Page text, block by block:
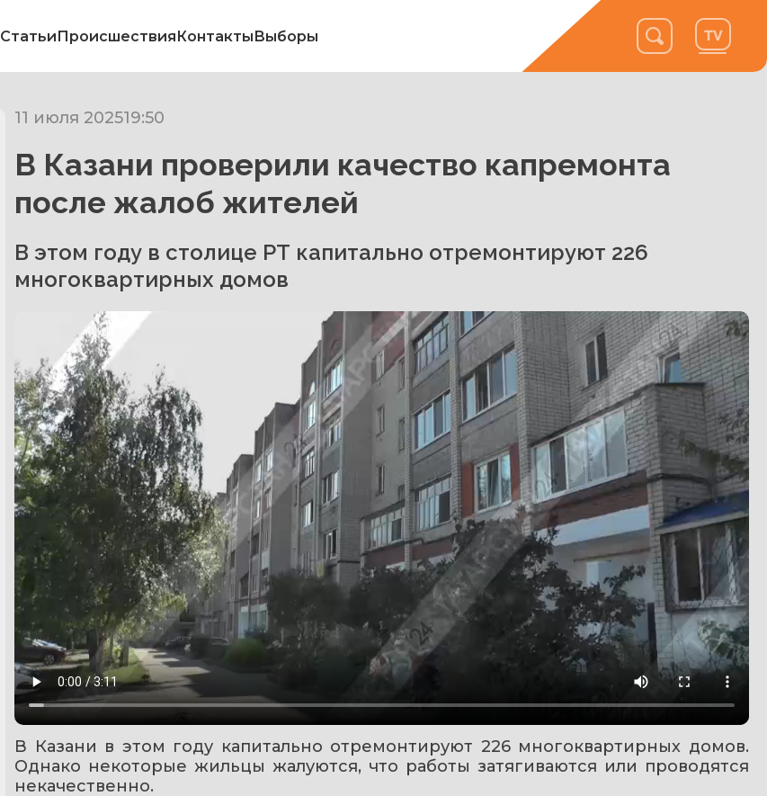
СтатьиПроисшествияКонтактыВыборы
11 июля 202519:50
В Казани проверили качество капремонта
после жалоб жителей
В этом году в столице РТ капитально отремонтируют 226
многоквартирных домов
В Казани в этом году капитально отремонтируют 226 многоквартирных домов.
Однако некоторые жильцы жалуются, что работы затягиваются или проводятся
некачественно.